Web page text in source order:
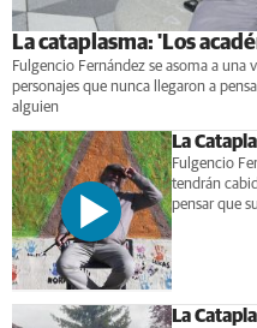
La cataplasma: 'Los
Fulgencio Fernández se asoma a una
personajes que nunca llegaron a
alguien
La
Fulgencio
tendrán
pensar que
La